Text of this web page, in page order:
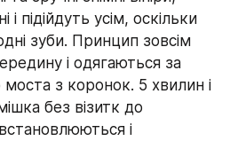
і підійдуть усім, оскільки
зуби. Принцип зовсім
і одягаються за
моста з коронок. 5 хвилин і
без візитк до
і